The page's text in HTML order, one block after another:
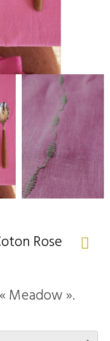
Rose
Meadow ».